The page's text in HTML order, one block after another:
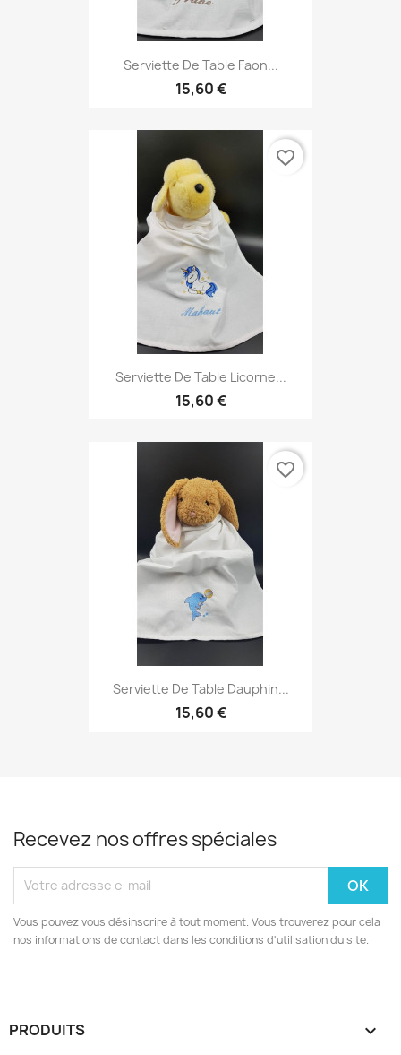
Serviette De Table Faon...
15,60 €
Serviette De Table Licorne...
15,60 €
favorite_border
Serviette De Table Dauphin...
15,60 €
favorite_border
Recevez nos offres spéciales
Vous pouvez vous désinscrire à tout moment. Vous trouverez pour cela
nos informations de contact dans les conditions d'utilisation du site.
PRODUITS 